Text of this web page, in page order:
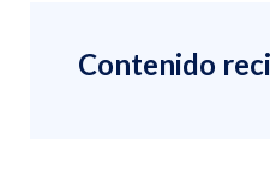
Contenido